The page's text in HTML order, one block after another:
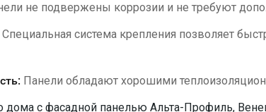
не подвержены коррозии и не требуют
Специальная система крепления позволяет
Панели обладают хорошими
с фасадной панелью Альта-Профиль,